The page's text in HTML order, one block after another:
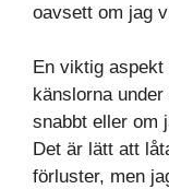
oavsett om jag
En viktig
känslorna
snabbt eller om
Det är lätt att
förluster, men